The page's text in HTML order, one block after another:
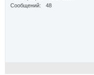
Сообщений
48